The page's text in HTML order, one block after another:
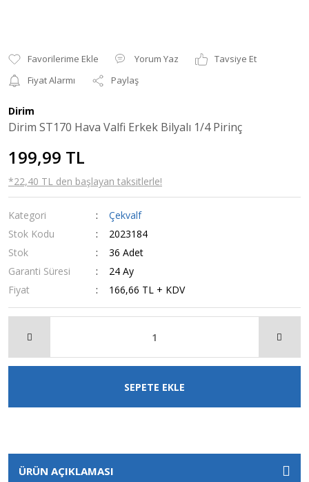
Yorum Yaz
Tavsiye Et
Fiyat Alarmı
Paylaş
Dirim
Dirim ST170 Hava Valfi Erkek Bilyalı 1/4 Pirinç
199,99 TL
*22,40 TL den başlayan taksitlerle!
Kategori
Çekvalf
Stok Kodu
2023184
Stok
36 Adet
Garanti Süresi
24 Ay
Fiyat
166,66 TL + KDV
SEPETE EKLE
ÜRÜN AÇIKLAMASI